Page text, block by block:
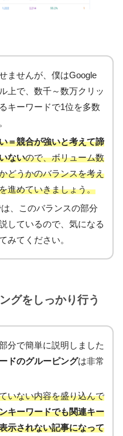
ませんが、僕はGoogle
上で、数千～数万クリッ
キーワードで1位を多数
＝競合が強いと考えて諦
ないので、ボリューム数
どうかのバランスを考え
進めていきましょう。
は、このバランスの部分
しているので、気になる
みてください。
グをしっかり行う
分で簡単に説明しました
ドのグルーピングは非常
いない内容を盛り込んで
キーワードでも関連キー
示されない記事になって